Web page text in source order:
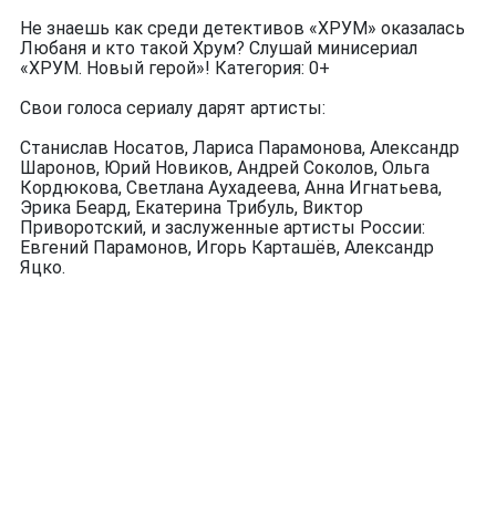
Не знаешь как среди детективов «ХРУМ» оказалась
Любаня и кто такой Хрум? Слушай минисериал
«ХРУМ. Новый герой»! Категория: 0+
Свои голоса сериалу дарят артисты:
Станислав Носатов, Лариса Парамонова, Александр
Шаронов, Юрий Новиков, Андрей Соколов, Ольга
Кордюкова, Светлана Аухадеева, Анна Игнатьева,
Эрика Беард, Екатерина Трибуль, Виктор
Приворотский, и заслуженные артисты России:
Евгений Парамонов, Игорь Карташёв, Александр
Яцко.